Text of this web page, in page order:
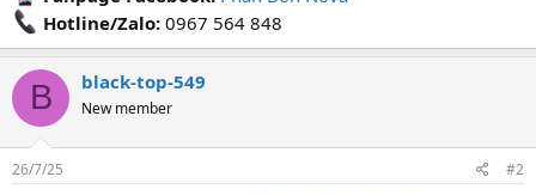
Hotline/Zalo: 0967 564 848
B black-top-549
New member
26/7/25 #2